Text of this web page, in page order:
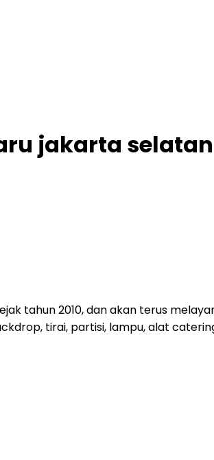
jakarta selatan
tahun 2010, dan akan terus
tirai, partisi, lampu, alat